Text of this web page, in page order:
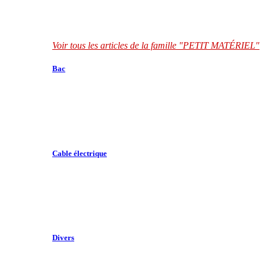
Voir tous les articles de la famille "PETIT MATÉRIEL"
Bac
Cable électrique
Divers